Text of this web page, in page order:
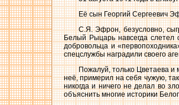
Её сын Георгий Сергеевич
С.Я. Эфрон, безусловно,
Белый Рыцарь навсегда слетел
добровольца и
спецслужбы наградили своего
Пожалуй, только Цветаева и
неё, примерил на себя чужую,
никогда и ничего не делал во
объяснить многие историки